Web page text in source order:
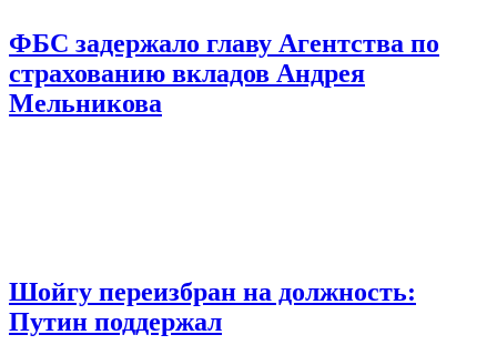
ФБС задержало главу Агентства по
страхованию вкладов Андрея
Мельникова
Шойгу переизбран на должность:
Путин поддержал